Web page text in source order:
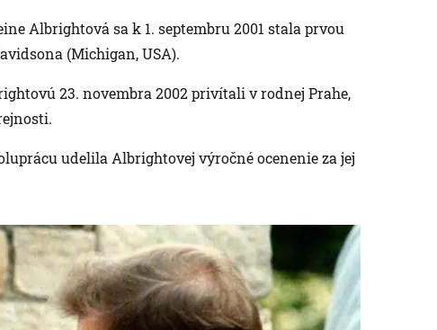
Albrightová sa k 1. septembru 2001 stala prvou
(Michigan, USA).
23. novembra 2002 privítali v rodnej Prahe,
udelila Albrightovej výročné ocenenie za jej